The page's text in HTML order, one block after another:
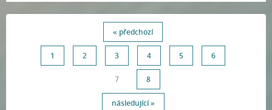
« předchozí
1 2 3 4 5 6
7 8
následující »